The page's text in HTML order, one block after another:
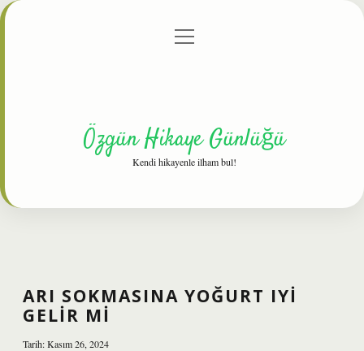
Gizlilik Politikası
menüyü
Özgün Hikaye Günlüğü
Kendi hikayenle ilham bul!
ARI SOKMASINA YOĞURT IYI
GELIR MI
Tarih: Kasım 26, 2024